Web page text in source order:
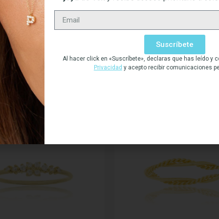
PODRÍA Suscríbete
Al hacer click en «Suscríbete», declaras que has leído y
Privacidad y acepto recibir comunicaciones